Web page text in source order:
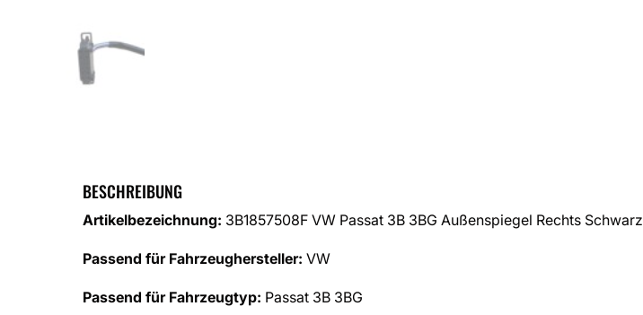
BESCHREIBUNG
Artikelbezeichnung: 3B1857508F VW Passat 3B 3BG Außenspiegel Rechts Schwarz
Passend für Fahrzeughersteller: VW
Passend für Fahrzeugtyp: Passat 3B 3BG